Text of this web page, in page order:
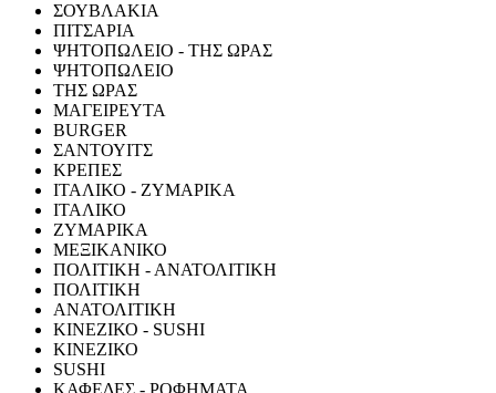
ΣΟΥΒΛΑΚΙΑ
ΠΙΤΣΑΡΙΑ
ΨΗΤΟΠΩΛΕΙΟ - ΤΗΣ ΩΡΑΣ
ΨΗΤΟΠΩΛΕΙΟ
ΤΗΣ ΩΡΑΣ
ΜΑΓΕΙΡΕΥΤΑ
BURGER
ΣΑΝΤΟΥΙΤΣ
ΚΡΕΠΕΣ
ΙΤΑΛΙΚΟ - ΖΥΜΑΡΙΚΑ
ΙΤΑΛΙΚΟ
ΖΥΜΑΡΙΚΑ
ΜΕΞΙΚΑΝΙΚΟ
ΠΟΛΙΤΙΚΗ - ΑΝΑΤΟΛΙΤΙΚΗ
ΠΟΛΙΤΙΚΗ
ΑΝΑΤΟΛΙΤΙΚΗ
ΚΙΝΕΖΙΚΟ - SUSHI
ΚΙΝΕΖΙΚΟ
SUSHI